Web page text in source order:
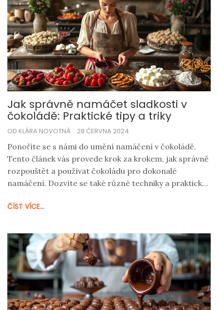
Jak správně namáčet sladkosti v
čokoládě: Praktické tipy a triky
OD KLÁRA NOVOTNÁ 28 ČERVNA 2024
Ponoříte se s námi do umění namáčení v čokoládě.
Tento článek vás provede krok za krokem, jak správně
rozpouštět a používat čokoládu pro dokonalé
namáčení. Dozvíte se také různé techniky a praktické
ČÍST VÍCE...